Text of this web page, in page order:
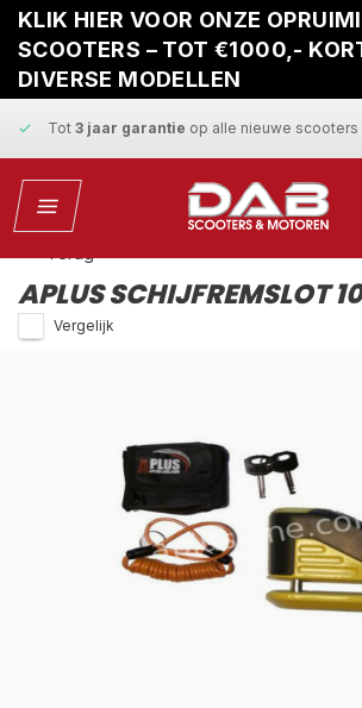
KLIK HIER VOOR ONZE
SCOOTERS – TOT €1000,-
DIVERSE MODELLEN
Gratis ophaalservicebij reparatie
Snelle leveringen vaste scherpe prijzen
Tot 3 jaar garantie op alle nieuwe scooters
Gratis ophaalservicebij reparatie
APLUS SCHIJFREMSLOT
Vergelijk